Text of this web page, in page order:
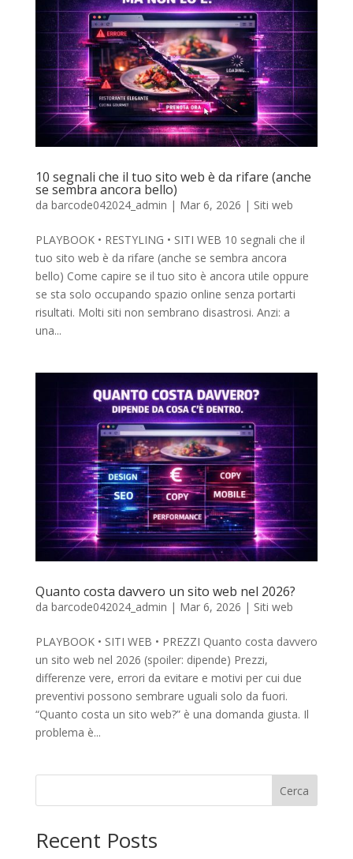
10 segnali che il tuo sito web è da rifare (anche
se sembra ancora bello)
da barcode042024_admin | Mar 6, 2026 | Siti web
PLAYBOOK • RESTYLING • SITI WEB 10 segnali che il
tuo sito web è da rifare (anche se sembra ancora
bello) Come capire se il tuo sito è ancora utile oppure
se sta solo occupando spazio online senza portarti
risultati. Molti siti non sembrano disastrosi. Anzi: a
una...
Quanto costa davvero un sito web nel 2026?
da barcode042024_admin | Mar 6, 2026 | Siti web
PLAYBOOK • SITI WEB • PREZZI Quanto costa davvero
un sito web nel 2026 (spoiler: dipende) Prezzi,
differenze vere, errori da evitare e motivi per cui due
preventivi possono sembrare uguali solo da fuori.
“Quanto costa un sito web?” è una domanda giusta. Il
problema è...
Cerca
Recent Posts